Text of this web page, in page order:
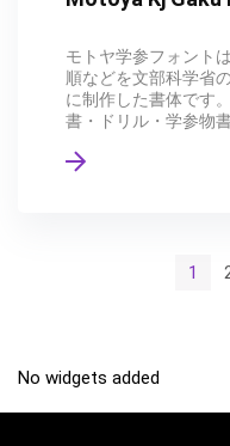
モトヤ学参フォント
順などを文部科学省
に制作した書体です
書・ドリル・学参物
1
No widgets added